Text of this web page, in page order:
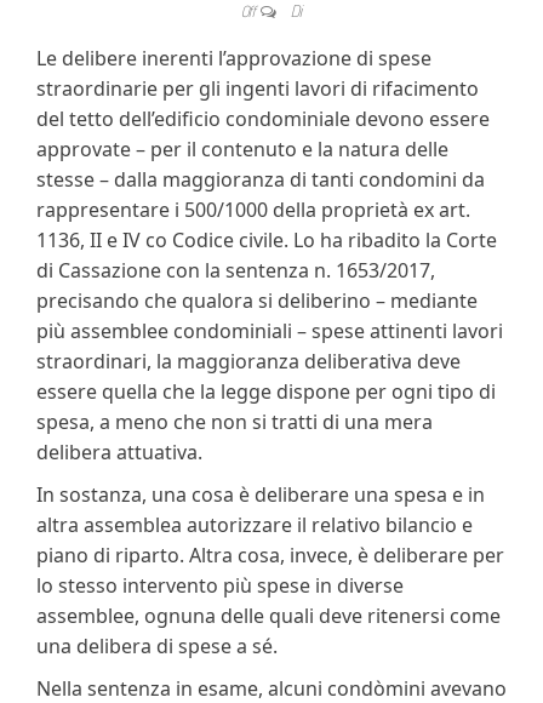
Off Di
Le delibere inerenti l’approvazione di spese
straordinarie per gli ingenti lavori di rifacimento
del tetto dell’edificio condominiale devono essere
approvate – per il contenuto e la natura delle
stesse – dalla maggioranza di tanti condomini da
rappresentare i 500/1000 della proprietà ex art.
1136, II e IV co Codice civile. Lo ha ribadito la Corte
di Cassazione con la sentenza n. 1653/2017,
precisando che qualora si deliberino – mediante
più assemblee condominiali – spese attinenti lavori
straordinari, la maggioranza deliberativa deve
essere quella che la legge dispone per ogni tipo di
spesa, a meno che non si tratti di una mera
delibera attuativa.
In sostanza, una cosa è deliberare una spesa e in
altra assemblea autorizzare il relativo bilancio e
piano di riparto. Altra cosa, invece, è deliberare per
lo stesso intervento più spese in diverse
assemblee, ognuna delle quali deve ritenersi come
una delibera di spese a sé.
Nella sentenza in esame, alcuni condòmini avevano